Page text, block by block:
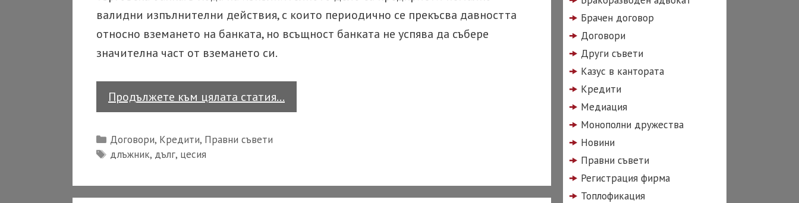
валидни изпълнителни действия, с които периодично се прекъсва давността
относно вземането на банката, но всъщност банката не успява да събере
значителна част от вземането си.
Продължете към цялата статия…
ли
която
Categories
Договори, Кредити, Правни съвети
Tags
длъжник, дълг, цесия
Брачен договор
Договори
Други съвети
Казус в кантората
Кредити
Медиация
Монополни дружества
Новини
Правни съвети
Регистрация фирма
Топлофикация